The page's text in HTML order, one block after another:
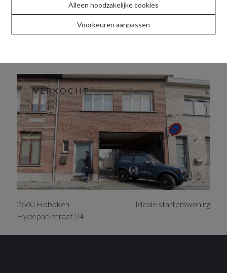
Alleen noodzakelijke cookies
Voorkeuren aanpassen
VERKOCHT
2660 Hoboken
Hydeparkstraat 24
Ideale starterswoning